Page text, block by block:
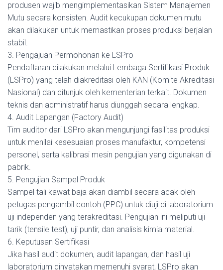
produsen wajib mengimplementasikan Sistem Manajemen
Mutu secara konsisten. Audit kecukupan dokumen mutu
akan dilakukan untuk memastikan proses produksi berjalan
stabil.
3. Pengajuan Permohonan ke LSPro
Pendaftaran dilakukan melalui Lembaga Sertifikasi Produk
(LSPro) yang telah diakreditasi oleh KAN (Komite Akreditasi
Nasional) dan ditunjuk oleh kementerian terkait. Dokumen
teknis dan administratif harus diunggah secara lengkap.
4. Audit Lapangan (Factory Audit)
Tim auditor dari LSPro akan mengunjungi fasilitas produksi
untuk menilai kesesuaian proses manufaktur, kompetensi
personel, serta kalibrasi mesin pengujian yang digunakan di
pabrik.
5. Pengujian Sampel Produk
Sampel tali kawat baja akan diambil secara acak oleh
petugas pengambil contoh (PPC) untuk diuji di laboratorium
uji independen yang terakreditasi. Pengujian ini meliputi uji
tarik (tensile test), uji puntir, dan analisis kimia material.
6. Keputusan Sertifikasi
Jika hasil audit dokumen, audit lapangan, dan hasil uji
laboratorium dinyatakan memenuhi syarat, LSPro akan